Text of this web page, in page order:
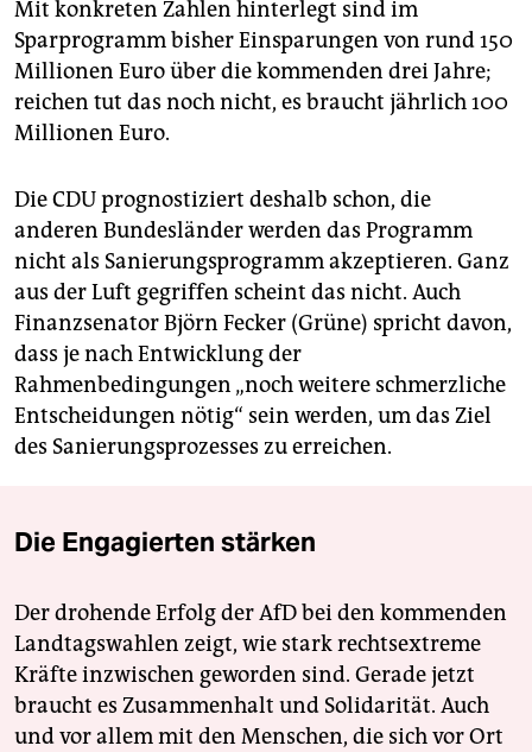
Mit konkreten Zahlen hinterlegt sind im
Sparprogramm bisher Einsparungen von rund 150
Millionen Euro über die kommenden drei Jahre;
reichen tut das noch nicht, es braucht jährlich 100
Millionen Euro.
Die CDU prognostiziert deshalb schon, die
anderen Bundesländer werden das Programm
nicht als Sanierungsprogramm akzeptieren. Ganz
aus der Luft gegriffen scheint das nicht. Auch
Finanzsenator Björn Fecker (Grüne) spricht davon,
dass je nach Entwicklung der
Rahmenbedingungen „noch weitere schmerzliche
Entscheidungen nötig“ sein werden, um das Ziel
des Sanierungsprozesses zu erreichen.
Die Engagierten stärken
Der drohende Erfolg der AfD bei den kommenden
Landtagswahlen zeigt, wie stark rechtsextreme
Kräfte inzwischen geworden sind. Gerade jetzt
braucht es Zusammenhalt und Solidarität. Auch
und vor allem mit den Menschen, die sich vor Ort